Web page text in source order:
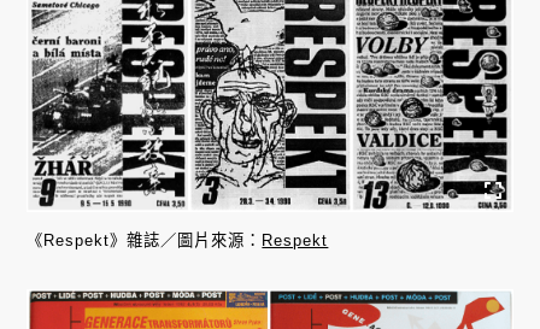
《Respekt》雜誌／圖片來源： Respekt